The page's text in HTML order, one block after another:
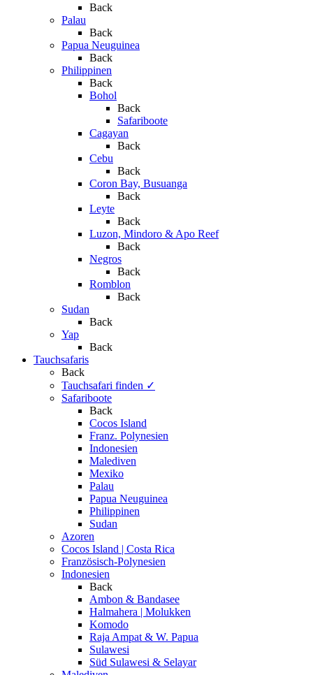
Back
Palau
Back
Papua Neuguinea
Back
Philippinen
Back
Bohol
Back
Safariboote
Cagayan
Back
Cebu
Back
Coron Bay, Busuanga
Back
Leyte
Back
Luzon, Mindoro & Apo Reef
Back
Negros
Back
Romblon
Back
Sudan
Back
Yap
Back
Tauchsafaris
Back
Tauchsafari finden ✓
Safariboote
Back
Cocos Island
Franz. Polynesien
Indonesien
Malediven
Mexiko
Palau
Papua Neuguinea
Philippinen
Sudan
Azoren
Cocos Island | Costa Rica
Französisch-Polynesien
Indonesien
Back
Ambon & Bandasee
Halmahera | Molukken
Komodo
Raja Ampat & W. Papua
Sulawesi
Süd Sulawesi & Selayar